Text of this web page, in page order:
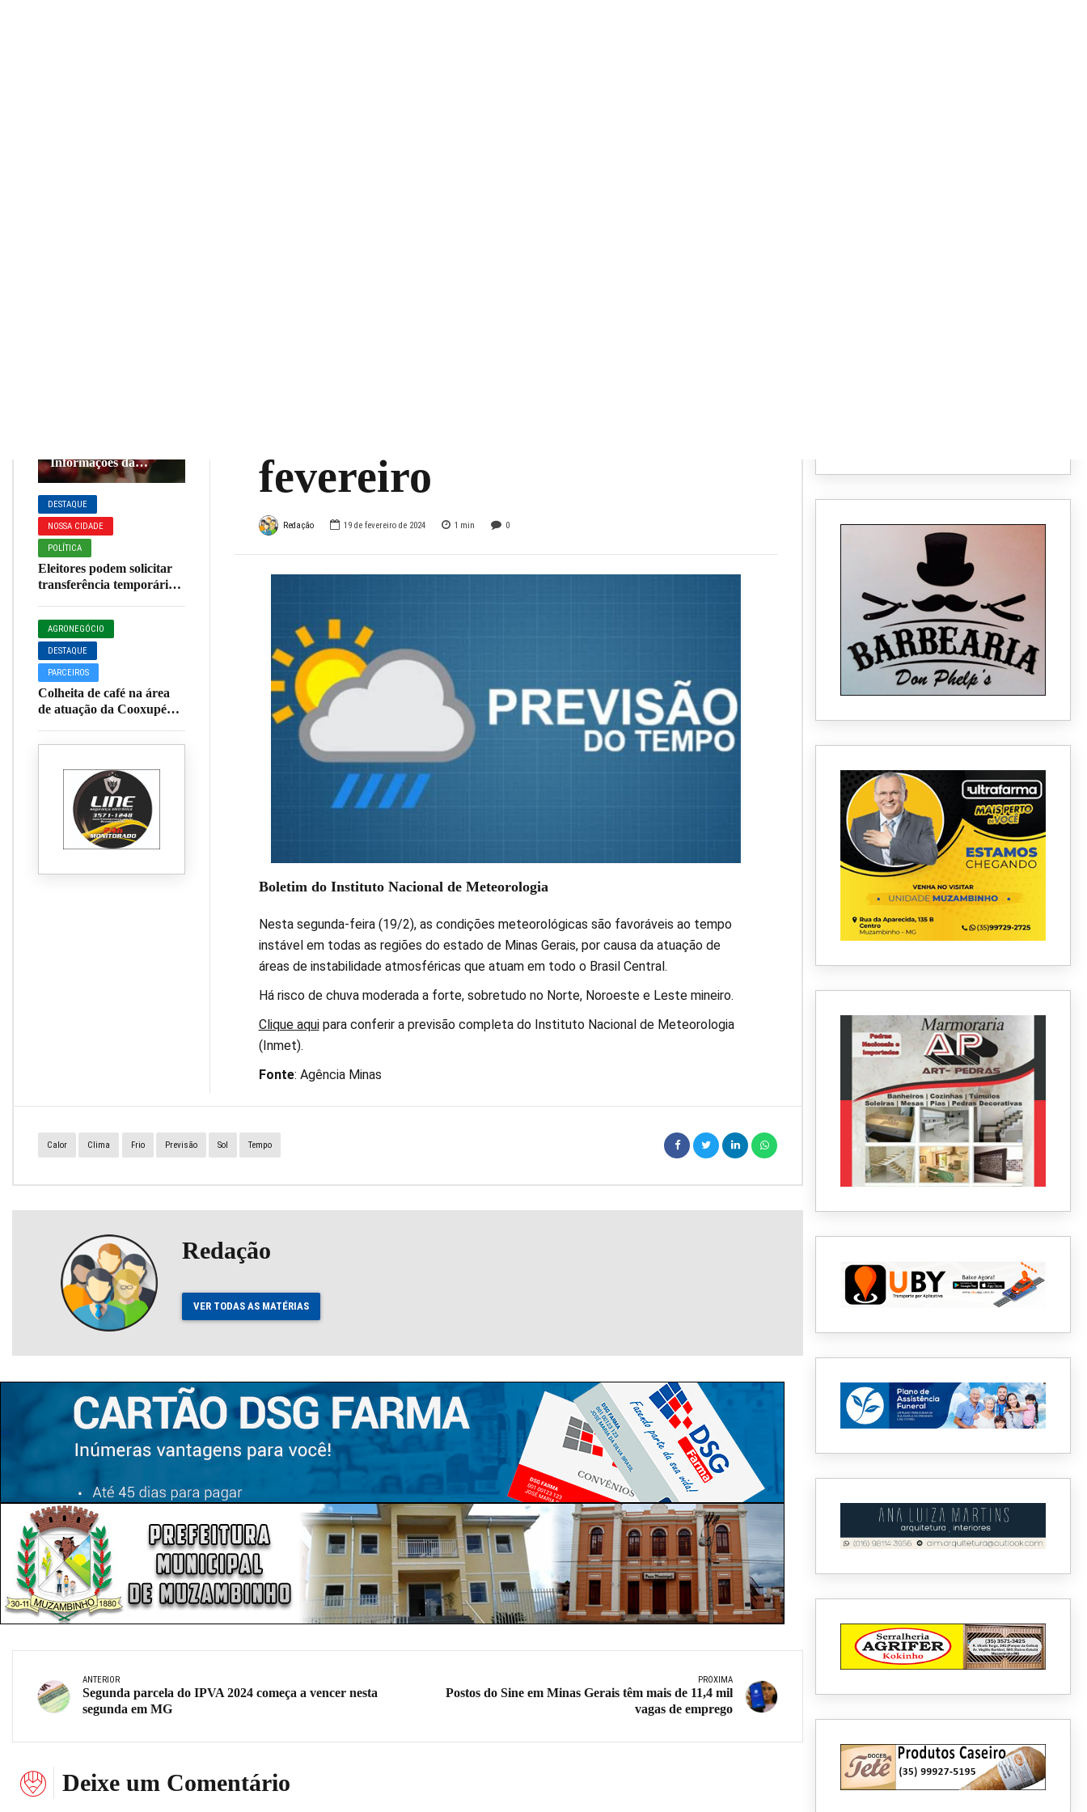
Informações da
Cafeicultura
DESTAQUE
NOSSA CIDADE
POLÍTICA
Eleitores podem solicitar
transferência temporária
de agosto
AGRONEGÓCIO
DESTAQUE
PARCEIROS
Colheita de café na área
de atuação da Cooxupé
e atinge 67,3%
fevereiro
Redação 19 de fevereiro de 2024 1 min 0
Boletim do Instituto Nacional de Meteorologia
Nesta segunda-feira (19/2), as condições meteorológicas são favoráveis ao tempo
instável em todas as regiões do estado de Minas Gerais, por causa da atuação de
áreas de instabilidade atmosféricas que atuam em todo o Brasil Central.
Há risco de chuva moderada a forte, sobretudo no Norte, Noroeste e Leste mineiro.
Clique aquipara conferir a previsão completa do Instituto Nacional de Meteorologia
(Inmet).
Fonte: Agência Minas
Calor Clima Frio Previsão Sol Tempo
Redação
VER TODAS AS MATÉRIAS
ANTERIOR
Segunda parcela do IPVA 2024 começa a vencer nesta
segunda em MG
PRÓXIMA
Postos do Sine em Minas Gerais têm mais de 11,4 mil
vagas de emprego
Deixe um Comentário